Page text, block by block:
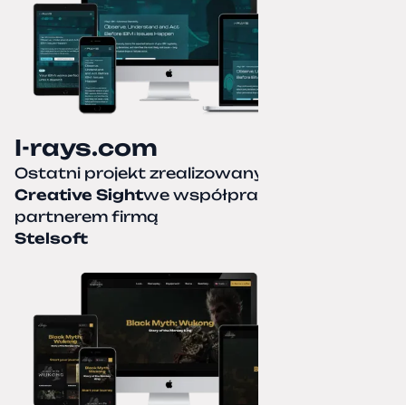
I-rays.com
Ostatni projekt zrealizowany przez
Creative Sightwe współpracy z naszym
partnerem firmą
Stelsoft